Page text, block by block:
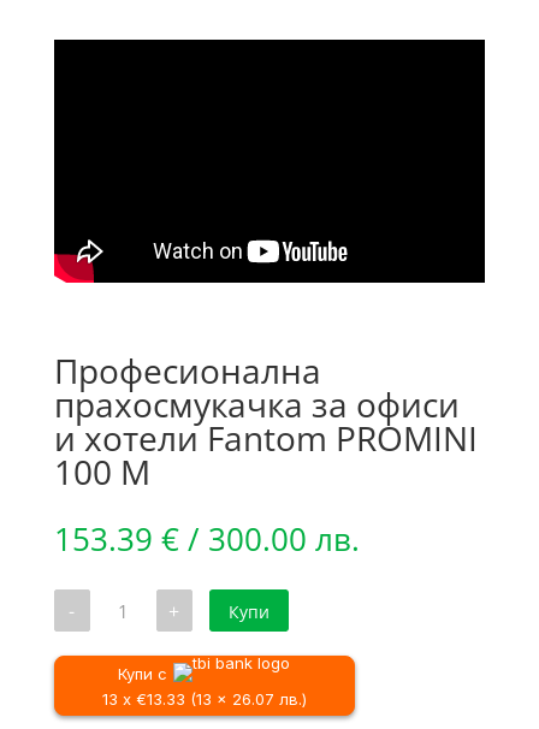
Професионална
прахосмукачка за офиси
и хотели Fantom PROMINI
100 М
153.39 €/ 300.00 лв.
- количество
Професионална
прахосмукачка
офиси
и
+ Купи
Купи с
13 x €13.33 (13 x 26.07 лв.)